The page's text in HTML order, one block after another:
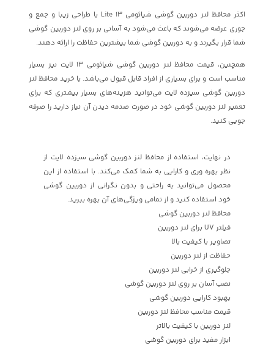
اکثر محافظ لنز دوربین گوشی شیائومی 13 Lite با طراحی زیبا و جمع و
جوری عرضه می‌شوند که باعث می‌شود به آسانی بر روی لنز دوربین گوشی
شما قرار بگیرند و به دوربین گوشی شما بیشترین حفاظت را ارائه دهند.
همچنین، قیمت محافظ لنز دوربین گوشی شیائومی 13 لایت نیز بسیار
مناسب است و برای بسیاری از افراد قابل قبول می‌باشد. با خرید محافظ لنز
دوربین گوشی سیزده لایت می‌توانید هزینه‌های بسیار بیشتری که برای
تعمیر لنز دوربین گوشی خود در صورت صدمه دیدن آن نیاز دارید را صرفه
جویی کنید.
در نهایت، استفاده از محافظ لنز دوربین گوشی سیزده لایت از
نظر بهره وری و کارایی به شما کمک می‌کند. با استفاده از این
محصول می‌توانید به راحتی و بدون نگرانی از دوربین گوشی
خود استفاده کنید و از تمامی ویژگی‌های آن بهره ببرید.
محافظ لنز دوربین گوشی
فیلتر UV برای لنز دوربین
تصاویر با کیفیت بالا
حفاظت از لنز دوربین
جلوگیری از خرابی لنز دوربین
نصب آسان بر روی لنز دوربین گوشی
بهبود کارایی دوربین گوشی
قیمت مناسب محافظ لنز دوربین
لنز دوربین با کیفیت بالاتر
ابزار مفید برای دوربین گوشی